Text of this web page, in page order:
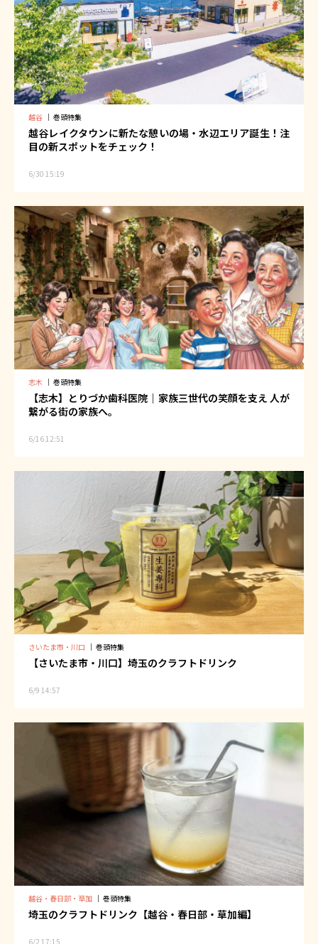
越谷 ｜ 巻頭特集
越谷レイクタウンに新たな憩いの場・水辺エリア誕生！注
目の新スポットをチェック！
6/30 15:19
志木 ｜ 巻頭特集
【志木】とりづか歯科医院｜家族三世代の笑顔を支え 人が
繋がる街の家族へ。
6/16 12:51
さいたま市・川口 ｜ 巻頭特集
【さいたま市・川口】埼玉のクラフトドリンク
6/9 14:57
越谷・春日部・草加 ｜ 巻頭特集
埼玉のクラフトドリンク【越谷・春日部・草加編】
6/2 17:15